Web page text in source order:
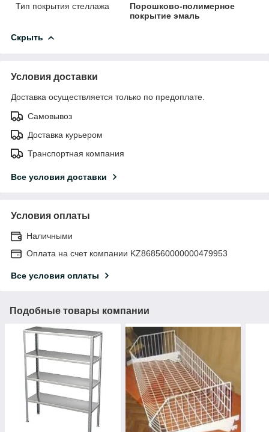
Тип покрытия стеллажа
Порошково-полимерное
покрытие эмаль
Скрыть
Условия доставки
Доставка осуществляется только по предоплате.
Самовывоз
Доставка курьером
Транспортная компания
Все условия доставки
Условия оплаты
Наличными
Оплата на счет компании KZ868560000000479953
Все условия оплаты
Подобные товары компании